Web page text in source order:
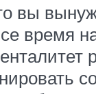
вы
время